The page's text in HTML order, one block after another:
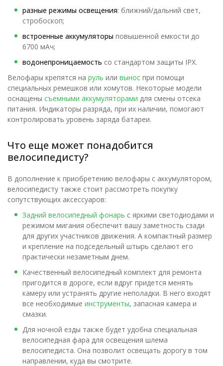
разные режимы освещения: ближний/дальний свет,
стробоскоп;
встроенные аккумуляторы повышенной емкости до
6700 мАч;
водонепроницаемость со стандартом защиты IPX.
Велофары крепятся на руль или вынос при помощи
специальных ремешков или хомутов. Некоторые модели
оснащены съемными аккумуляторами для смены отсека
питания. Индикаторы разряда, при их наличии, помогают
контролировать уровень заряда батареи.
Что еще может понадобится
велосипедисту?
В дополнение к приобретению велофары с аккумулятором,
велосипедисту также стоит рассмотреть покупку
сопутствующих аксессуаров:
Задний велосипедный фонарь с яркими светодиодами и
режимом мигания обеспечит вашу заметность сзади
для других участников движения. А компактный размер
и крепление на подседельный штырь сделают его
практически незаметным днем.
Качественный велосипедный комплект для ремонта
пригодится в дороге, если вдруг придется менять
камеру или устранять другие неполадки. В него входят
все необходимые инструменты, запасная камера и
смазки.
Для ночной езды также будет удобна специальная
велосипедная фара для освещения шлема
велосипедиста. Она позволит освещать дорогу в том
направлении, куда вы смотрите.